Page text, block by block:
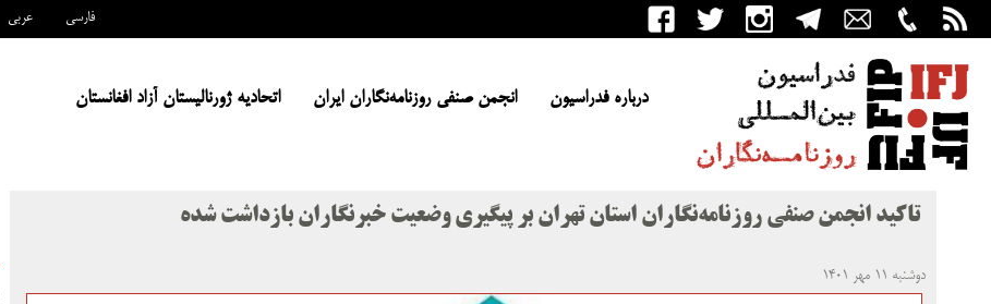
عربی فارسی
درباره فدراسیون انجمن صنفی روزنامه‌نگاران ایران اتحادیه ژورنالیستان آزاد افغانستان
تاکید انجمن صنفی روزنامه‌نگاران استان تهران بر پیگیری وضعیت خبرنگاران بازداشت شده
دوشنبه ۱۱ مهر ۱۴۰۱